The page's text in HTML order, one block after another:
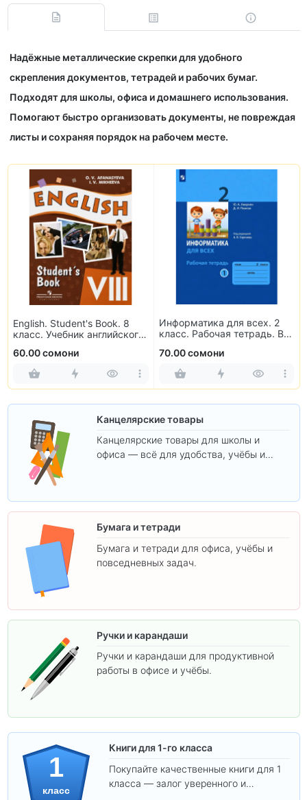
Надёжные металлические скрепки для удобного
скрепления документов, тетрадей и рабочих бумаг.
Подходят для школы, офиса и домашнего использования.
Помогают быстро организовать документы, не повреждая
листы и сохраняя порядок на рабочем месте.
English. Student's Book. 8
класс. Учебник английского
60.00 сомони
Информатика для всех. 2
класс. Рабочая тетрадь. В
70.00 сомони
Канцелярские товары
Канцелярские товары для школы и
офиса — всё для удобства, учёбы и
Бумага и тетради
Бумага и тетради для офиса, учёбы и
повседневных задач.
Ручки и карандаши
Ручки и карандаши для продуктивной
работы в офисе и учёбы.
1
класс
Книги для 1-го класса
Покупайте качественные книги для 1
класса — залог уверенного и